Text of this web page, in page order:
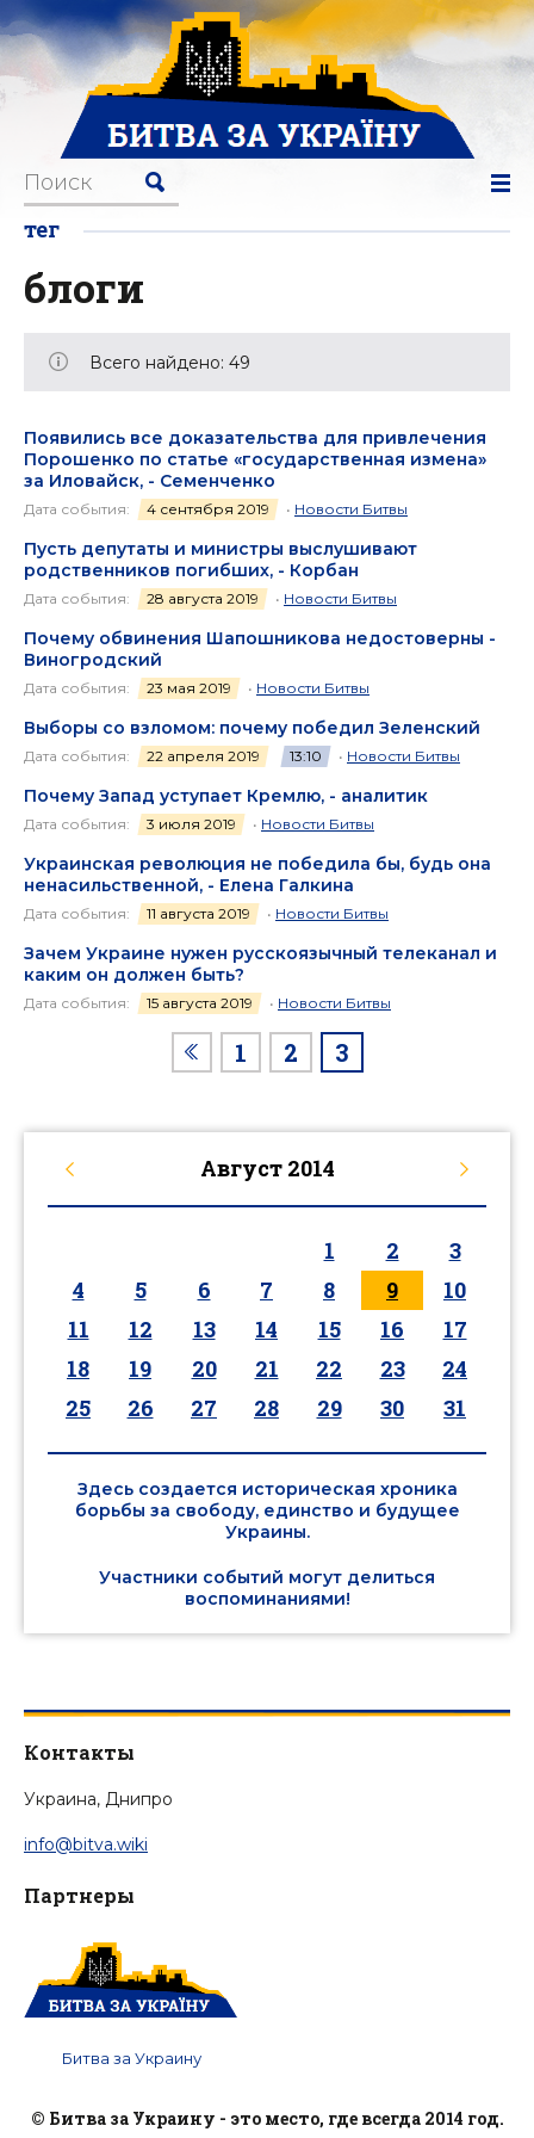
тег
блоги
Всего найдено: 49
Появились все доказательства для привлечения
Порошенко по статье «государственная измена»
за Иловайск, - Семенченко
Дата события: 4 сентября 2019 • Новости Битвы
Пусть депутаты и министры выслушивают
родственников погибших, - Корбан
Дата события: 28 августа 2019 • Новости Битвы
Почему обвинения Шапошникова недостоверны -
Виногродский
Дата события: 23 мая 2019 • Новости Битвы
Выборы со взломом: почему победил Зеленский
Дата события: 22 апреля 2019 13:10 • Новости Битвы
Почему Запад уступает Кремлю, - аналитик
Дата события: 3 июля 2019 • Новости Битвы
Украинская революция не победила бы, будь она
ненасильственной, - Елена Галкина
Дата события: 11 августа 2019 • Новости Битвы
Зачем Украине нужен русскоязычный телеканал и
каким он должен быть?
Дата события: 15 августа 2019 • Новости Битвы
1 2 3
Август 2014
1 2
3
4
5 6 7 8 9
10
11
12 13 14 15 16
17
18
19 20 21 22 23
24
25
26 27 28 29 30 31
Здесь создается историческая хроника
борьбы за свободу, единство и будущее
Украины.
Участники событий могут делиться
воспоминаниями!
Контакты
Украина, Днипро
info@bitva.wiki
Партнеры
Битва за Украину
© Битва за Украину - это место, где всегда 2014 год.